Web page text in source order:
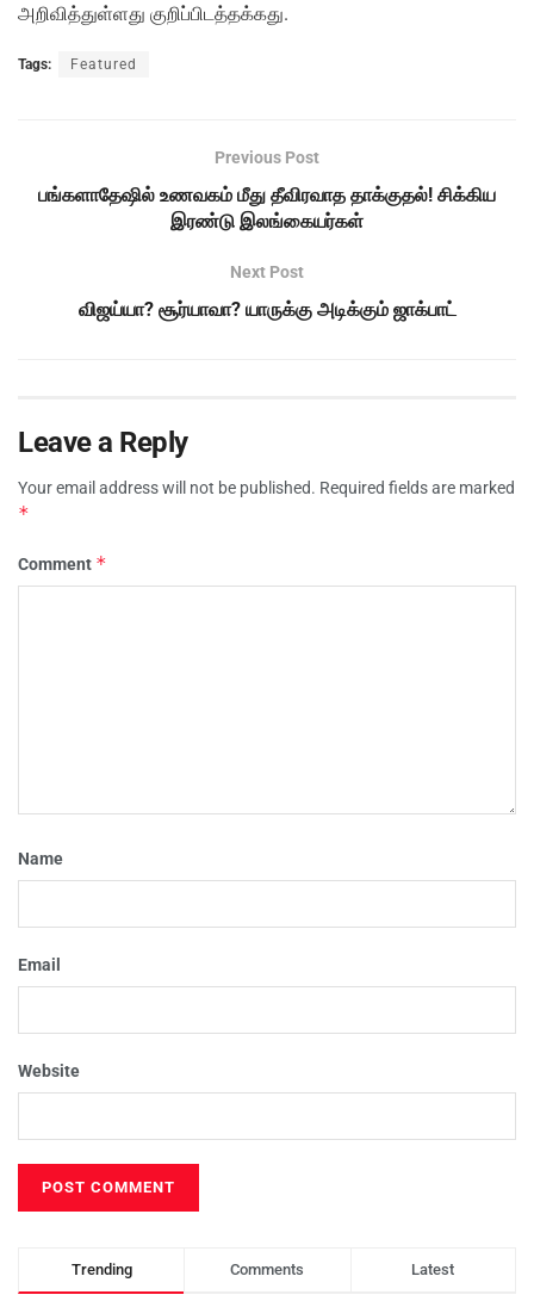
அறிவித்துள்ளது குறிப்பிடத்தக்கது.
Tags: Featured
Previous Post
பங்களாதேஷில் உணவகம் மீது தீவிரவாத தாக்குதல்! சிக்கிய
இரண்டு இலங்கையர்கள்
Next Post
விஜய்யா? சூர்யாவா? யாருக்கு அடிக்கும் ஜாக்பாட்
Leave a Reply
Your email address will not be published. Required fields are marked
*
Comment *
Name
Email
Website
Trending Comments Latest